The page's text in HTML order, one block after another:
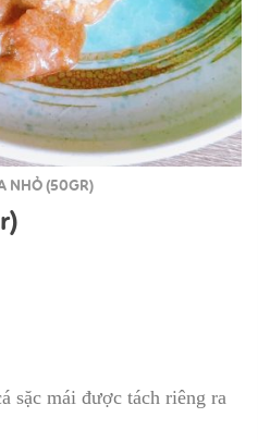
NHỎ (50GR)
sặc mái được tách riêng ra